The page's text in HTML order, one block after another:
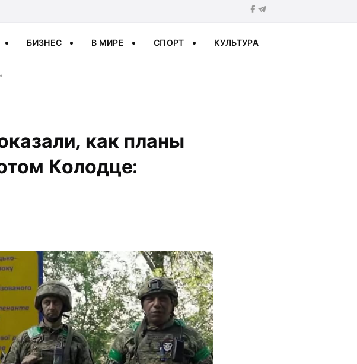
БИЗНЕС В МИРЕ СПОРТ КУЛЬТУРА
как планы
Колодце: